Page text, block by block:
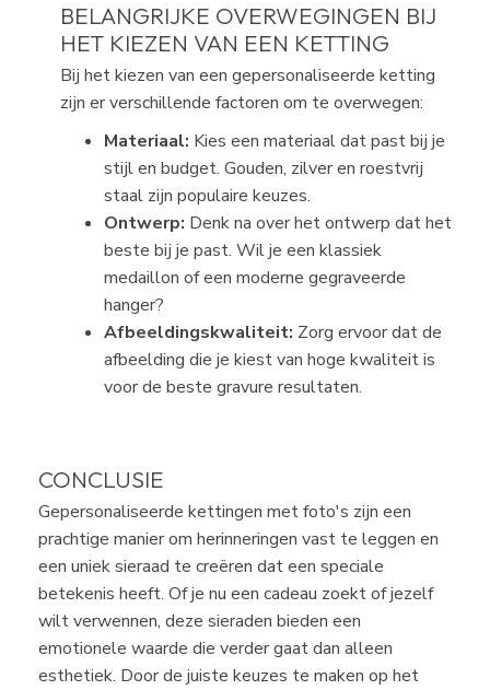
BELANGRIJKE OVERWEGINGEN BIJ
HET KIEZEN VAN EEN KETTING
Bij het kiezen van een gepersonaliseerde ketting
zijn er verschillende factoren om te overwegen:
Materiaal: Kies een materiaal dat past bij je
stijl en budget. Gouden, zilver en roestvrij
staal zijn populaire keuzes.
Ontwerp: Denk na over het ontwerp dat het
beste bij je past. Wil je een klassiek
medaillon of een moderne gegraveerde
hanger?
Afbeeldingskwaliteit: Zorg ervoor dat de
afbeelding die je kiest van hoge kwaliteit is
voor de beste gravure resultaten.
CONCLUSIE
Gepersonaliseerde kettingen met foto's zijn een
prachtige manier om herinneringen vast te leggen en
een uniek sieraad te creëren dat een speciale
betekenis heeft. Of je nu een cadeau zoekt of jezelf
wilt verwennen, deze sieraden bieden een
emotionele waarde die verder gaat dan alleen
esthetiek. Door de juiste keuzes te maken op het